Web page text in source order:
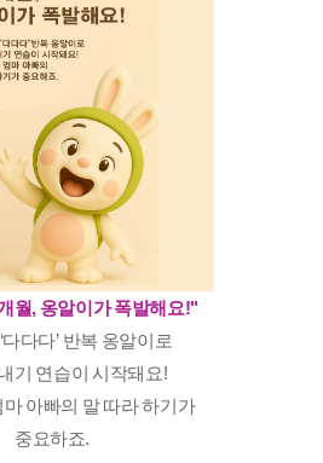
월, 옹알이가 폭발해요!"
‘다다다’ 반복 옹알이로
기 연습이 시작돼요!
마 아빠의 말 따라 하기가
중요하죠.